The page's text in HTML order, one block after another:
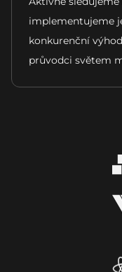
implementujeme
konkurenční
průvodci světem